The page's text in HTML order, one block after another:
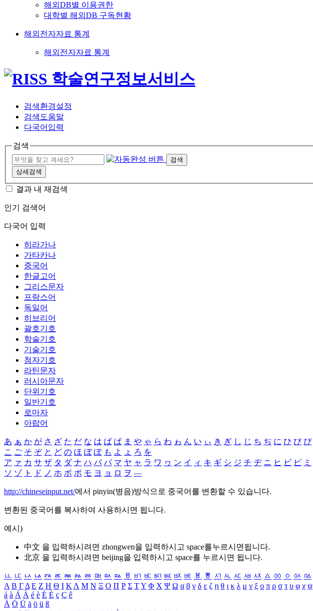
해외DB별 이용권한
대학별 해외DB 구독현황
해외전자자료 통계
해외전자자료 통계
검색환경설정
검색도움말
다국어입력
검색
검색
상세검색
결과 내 재검색
인기 검색어
다국어 입력
히라가나
가타카나
중국어
한글고어
그리스문자
프랑스어
독일어
히브리어
괄호기호
학술기호
기술기호
첨자기호
라틴문자
러시아문자
단위기호
일반기호
로마자
아랍어
あ ぁ か が さ ざ た だ な は ば ぱ ま や ゃ ら わ ゎ ん い ぃ き ぎ し じ ち ぢ に ひ び ぴ
こ ご そ ぞ と ど の ほ ぼ ぽ も よ ょ ろ を
ア ァ カ サ ザ タ ダ ナ ハ バ パ マ ヤ ャ ラ ワ ヮ ン イ ィ キ ギ シ ジ チ ヂ ニ ヒ ビ ピ ミ
ソ ゾ ト ド ノ ホ ボ ポ モ ヨ ョ ロ ヲ ―
http://chineseinput.net/에서 pinyin(병음)방식으로 중국어를 변환할 수 있습니다.
변환된 중국어를 복사하여 사용하시면 됩니다.
예시)
中文 을 입력하시려면 zhongwen을 입력하시고 space를누르시면됩니다.
北京 을 입력하시려면 beijing을 입력하시고 space를 누르시면 됩니다.
ㅥ ㅦ ㅧ ㅨ ㅩ ㅪ ㅫ ㅬ ㅭ ㅮ ㅯ ㅰ ㅱ ㅲ ㅳ ㅴ ㅵ ㅶ ㅷ ㅸ ㅹ ㅺ ㅻ ㅼ ㅽ ㅾ ㅿ ㆀ ㆁ ㆂ ㆃ
Α Β ΓΔ Ε Ζ Η Θ Ι ΚΛ Μ Ν Ξ Ο Π Ρ Σ ΤΥ Φ Χ Ψ Ω α β γ δ ε ζ η θ ι κ λ μ ν ξ ο π ρ σ τ υ φ χ ψ
á à Á À é è É È ç Ç ê
Ä Ö Ü ä ö ü ß